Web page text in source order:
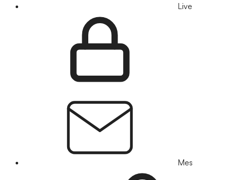
Live
Mes